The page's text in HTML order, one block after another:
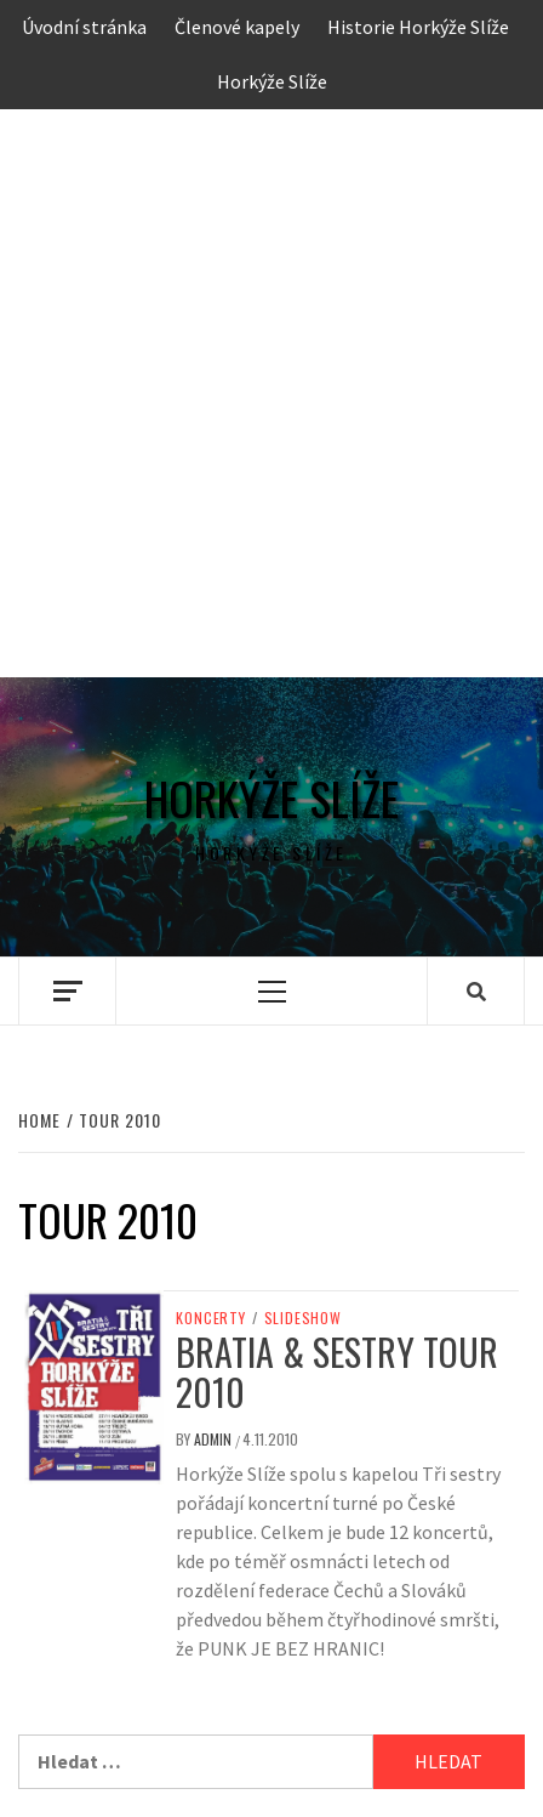
Skip
Úvodní stránka Členové kapely Historie Horkýže Slíže
Horkýže Slíže
HORKÝŽE SLÍŽE
HORKÝŽE SLÍŽE
Primary
HOME TOUR 2010
TOUR 2010
KONCERTY / SLIDESHOW
BRATIA & SESTRY TOUR
2010
BYADMIN /4.11.2010
Horkýže Slíže spolu s kapelou Tři sestry
pořádají koncertní turné po České
republice. Celkem je bude 12 koncertů,
kde po téměř osmnácti letech od
rozdělení federace Čechů a Slováků
předvedou během čtyřhodinové smršti,
že PUNK JE BEZ HRANIC!